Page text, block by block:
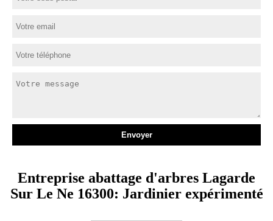
Entreprise abattage d'arbres Lagarde
Sur Le Ne 16300: Jardinier expérimenté